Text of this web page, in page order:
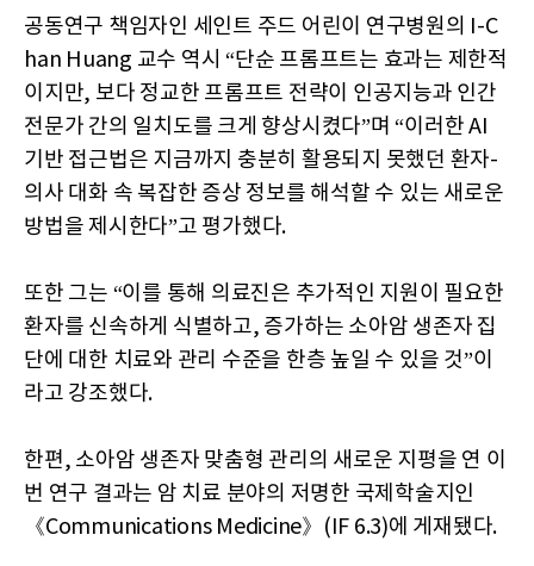
공동연구 책임자인 세인트 주드 어린이 연구병원의 I-C
han Huang 교수 역시 “단순 프롬프트는 효과는 제한적
이지만, 보다 정교한 프롬프트 전략이 인공지능과 인간
전문가 간의 일치도를 크게 향상시켰다”며 “이러한 AI
기반 접근법은 지금까지 충분히 활용되지 못했던 환자-
의사 대화 속 복잡한 증상 정보를 해석할 수 있는 새로운
방법을 제시한다”고 평가했다.
또한 그는 “이를 통해 의료진은 추가적인 지원이 필요한
환자를 신속하게 식별하고, 증가하는 소아암 생존자 집
단에 대한 치료와 관리 수준을 한층 높일 수 있을 것”이
라고 강조했다.
한편, 소아암 생존자 맞춤형 관리의 새로운 지평을 연 이
번 연구 결과는 암 치료 분야의 저명한 국제학술지인
《Communications Medicine》(IF 6.3)에 게재됐다.